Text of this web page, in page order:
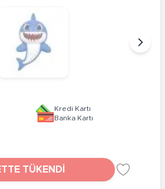
Kredi Kartı
Banka Kartı
TÜKENDİ